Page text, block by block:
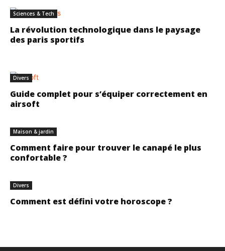
Sciences & Tech
La révolution technologique dans le paysage
des paris sportifs
Divers
Guide complet pour s’équiper correctement en
airsoft
Maison & jardin
Comment faire pour trouver le canapé le plus
confortable ?
Divers
Comment est défini votre horoscope ?